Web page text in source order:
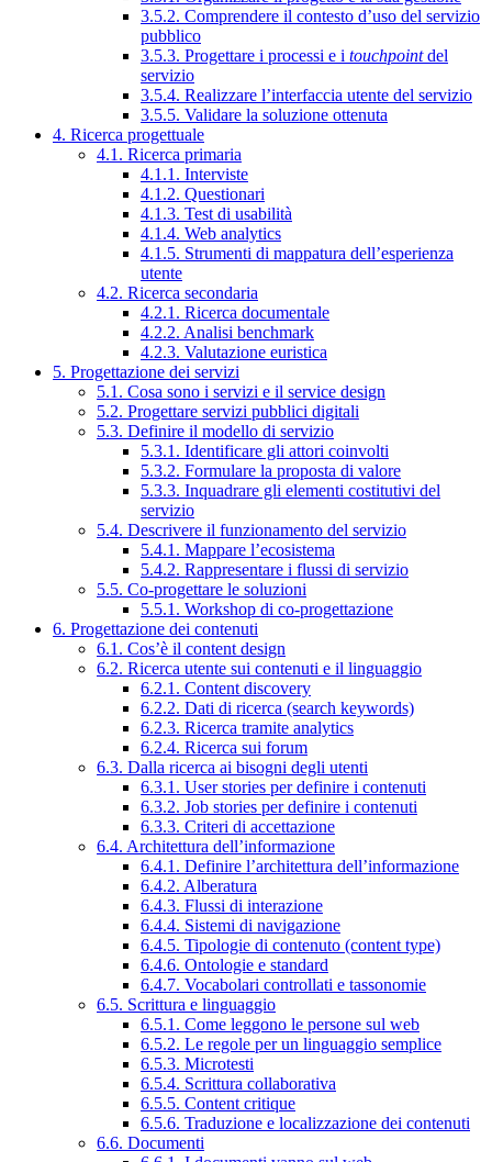
3.5.2. Comprendere il contesto d’uso del servizio
pubblico
3.5.3. Progettare i processi e i touchpointdel
servizio
3.5.4. Realizzare l’interfaccia utente del servizio
3.5.5. Validare la soluzione ottenuta
4. Ricerca progettuale
4.1. Ricerca primaria
4.1.1. Interviste
4.1.2. Questionari
4.1.3. Test di usabilità
4.1.4. Web analytics
4.1.5. Strumenti di mappatura dell’esperienza
utente
4.2. Ricerca secondaria
4.2.1. Ricerca documentale
4.2.2. Analisi benchmark
4.2.3. Valutazione euristica
5. Progettazione dei servizi
5.1. Cosa sono i servizi e il service design
5.2. Progettare servizi pubblici digitali
5.3. Definire il modello di servizio
5.3.1. Identificare gli attori coinvolti
5.3.2. Formulare la proposta di valore
5.3.3. Inquadrare gli elementi costitutivi del
servizio
5.4. Descrivere il funzionamento del servizio
5.4.1. Mappare l’ecosistema
5.4.2. Rappresentare i flussi di servizio
5.5. Co-progettare le soluzioni
5.5.1. Workshop di co-progettazione
6. Progettazione dei contenuti
6.1. Cos’è il content design
6.2. Ricerca utente sui contenuti e il linguaggio
6.2.1. Content discovery
6.2.2. Dati di ricerca (search keywords)
6.2.3. Ricerca tramite analytics
6.2.4. Ricerca sui forum
6.3. Dalla ricerca ai bisogni degli utenti
6.3.1. User stories per definire i contenuti
6.3.2. Job stories per definire i contenuti
6.3.3. Criteri di accettazione
6.4. Architettura dell’informazione
6.4.1. Definire l’architettura dell’informazione
6.4.2. Alberatura
6.4.3. Flussi di interazione
6.4.4. Sistemi di navigazione
6.4.5. Tipologie di contenuto (content type)
6.4.6. Ontologie e standard
6.4.7. Vocabolari controllati e tassonomie
6.5. Scrittura e linguaggio
6.5.1. Come leggono le persone sul web
6.5.2. Le regole per un linguaggio semplice
6.5.3. Microtesti
6.5.4. Scrittura collaborativa
6.5.5. Content critique
6.5.6. Traduzione e localizzazione dei contenuti
6.6. Documenti